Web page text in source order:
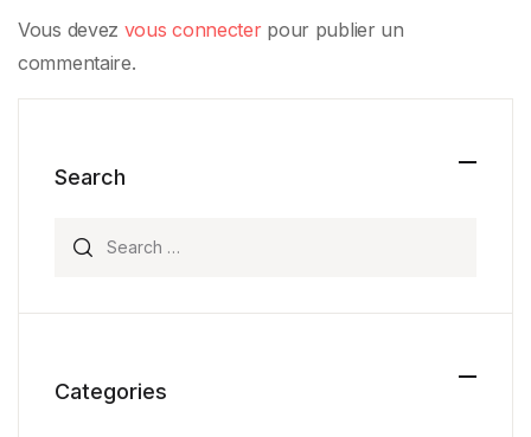
Vous devez vous connecterpour publier un
commentaire.
Search
Categories